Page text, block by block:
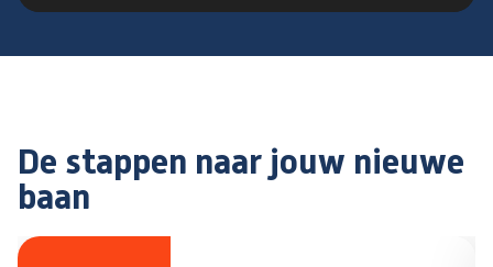
De stappen naar jouw nieuwe
baan